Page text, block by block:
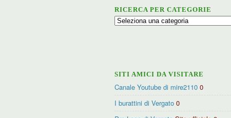
RICERCA PER CATEGORIE
Ricerca
SITI AMICI DA VISITARE
Canale Youtube di mire2110 0
I burattini di Vergato 0